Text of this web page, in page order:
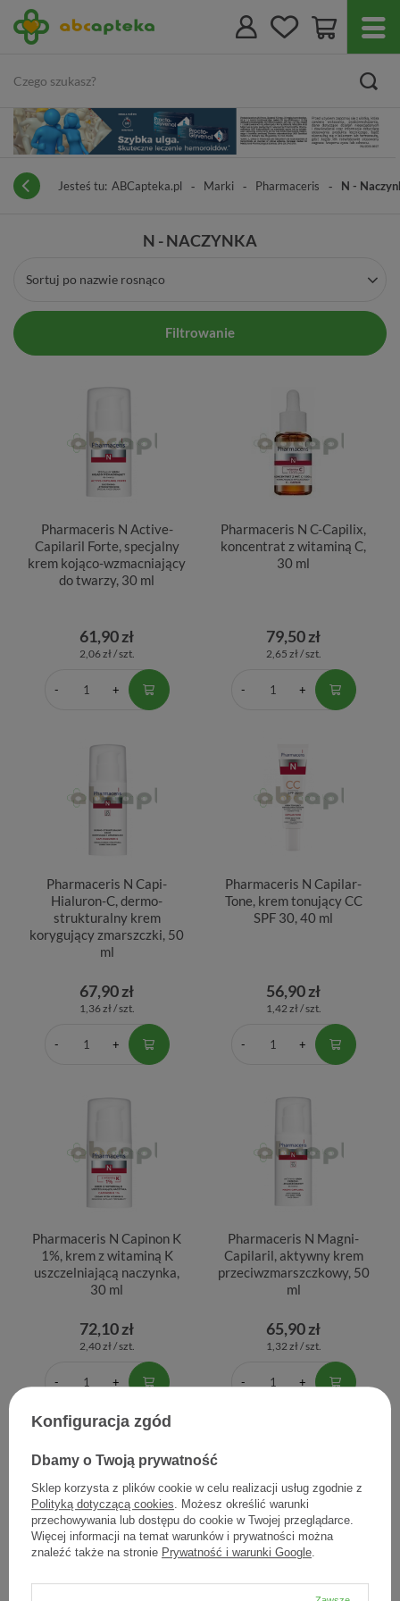
Jesteś tu: ABCapteka.pl Marki Pharmaceris N -
N - NACZYNKA
Sortuj po nazwie rosnąco
Filtrowanie
Pharmaceris N Active-
Capilaril Forte, specjalny
krem kojąco-wzmacniający
do twarzy, 30 ml
61,90 zł
2,06 zł / szt.
Pharmaceris N C-Capilix,
koncentrat z witaminą C,
30 ml
79,50 zł
2,65 zł / szt.
Pharmaceris N Capi-
Hialuron-C, dermo-
strukturalny krem
korygujący zmarszczki, 50
ml
67,90 zł
1,36 zł / szt.
Pharmaceris N Capilar-
Tone, krem tonujący CC
SPF 30, 40 ml
56,90 zł
1,42 zł / szt.
Pharmaceris N Capinon K
1%, krem z witaminą K
uszczelniającą naczynka,
30 ml
72,10 zł
2,40 zł / szt.
Pharmaceris N Magni-
Capilaril, aktywny krem
przeciwzmarszczkowy, 50
ml
65,90 zł
1,32 zł / szt.
Capilaril, intensywny krem
Konfiguracja zgód
Dbamy o Twoją prywatność
Sklep korzysta z plików cookie w celu realizacji usług zgodnie z
Polityką dotyczącą cookies. Możesz określić warunki
przechowywania lub dostępu do cookie w Twojej przeglądarce.
Więcej informacji na temat warunków i prywatności można
znaleźć także na stronie Prywatność i warunki Google.